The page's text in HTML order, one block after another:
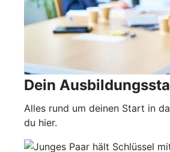
Dein
Alles rund um deinen Start in
du hier.